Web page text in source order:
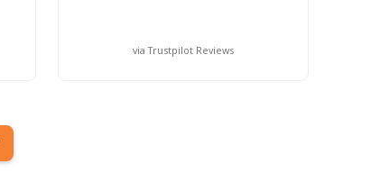
via Trustpilot Reviews